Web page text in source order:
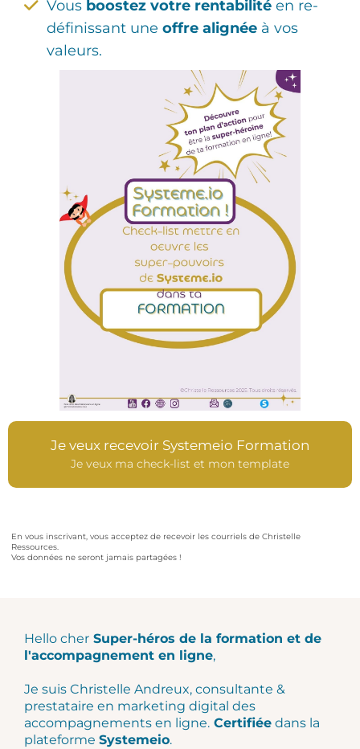
Vous boostez votre rentabilité en re-
définissant une offre alignée à vos
valeurs.
Je veux recevoir Systemeio Formation
Je veux ma check-list et mon template
En vous inscrivant, vous acceptez de recevoir les courriels de Christelle
Ressources.
Vos données ne seront jamais partagées !
Hello cher Super-héros de la formation et de
l'accompagnement en ligne,
Je suis Christelle Andreux, consultante &
prestataire en marketing digital des
accompagnements en ligne. Certifiée dans la
plateforme Systemeio.